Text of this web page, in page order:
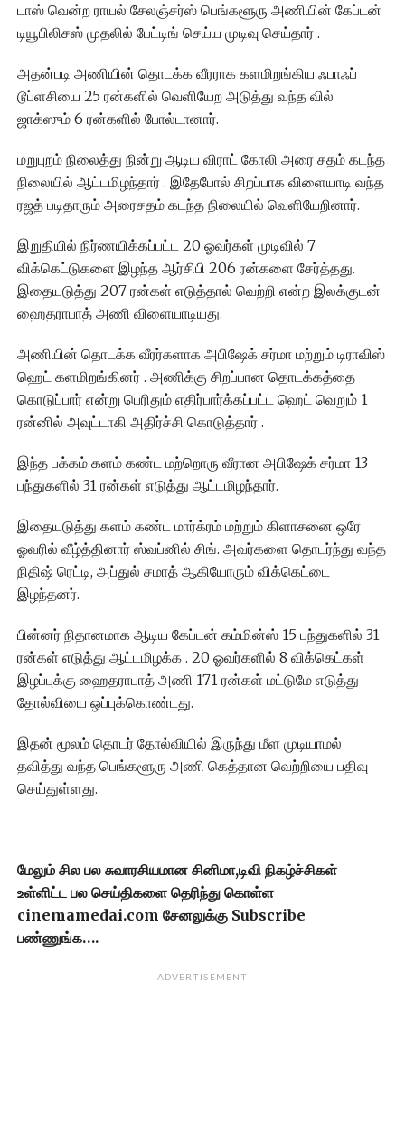
டாஸ் வென்ற ராயல் சேலஞ்சர்ஸ் பெங்களூரு அணியின் கேப்டன்
டியூபிலிசஸ் முதலில் பேட்டிங் செய்ய முடிவு செய்தார் .
அதன்படி அணியின் தொடக்க வீரராக களமிறங்கிய ஃபாஃப்
டூப்ளசியை 25 ரன்களில் வெளியேற அடுத்து வந்த வில்
ஜாக்ஸும் 6 ரன்களில் போல்டானார்.
மறுபுறம் நிலைத்து நின்று ஆடிய விராட் கோலி அரை சதம் கடந்த
நிலையில் ஆட்டமிழந்தார் . இதேபோல் சிறப்பாக விளையாடி வந்த
ரஜத் படிதாரும் அரைசதம் கடந்த நிலையில் வெளியேறினார்.
இறுதியில் நிர்ணயிக்கப்பட்ட 20 ஓவர்கள் முடிவில் 7
விக்கெட்டுகளை இழந்த ஆர்சிபி 206 ரன்களை சேர்த்தது.
இதையடுத்து 207 ரன்கள் எடுத்தால் வெற்றி என்ற இலக்குடன்
ஹைதராபாத் அணி விளையாடியது.
அணியின் தொடக்க வீரர்களாக அபிஷேக் சர்மா மற்றும் டிராவிஸ்
ஹெட் களமிறங்கினர் . அணிக்கு சிறப்பான தொடக்கத்தை
கொடுப்பார் என்று பெரிதும் எதிர்பார்க்கப்பட்ட ஹெட் வெறும் 1
ரன்னில் அவுட்டாகி அதிர்ச்சி கொடுத்தார் .
இந்த பக்கம் களம் கண்ட மற்றொரு வீரான அபிஷேக் சர்மா 13
பந்துகளில் 31 ரன்கள் எடுத்து ஆட்டமிழந்தார்.
இதையடுத்து களம் கண்ட மார்க்ரம் மற்றும் கிளாசனை ஒரே
ஓவரில் வீழ்த்தினார் ஸ்வப்னில் சிங். அவர்களை தொடர்ந்து வந்த
நிதிஷ் ரெட்டி, அப்துல் சமாத் ஆகியோரும் விக்கெட்டை
இழந்தனர்.
பின்னர் நிதானமாக ஆடிய கேப்டன் கம்மின்ஸ் 15 பந்துகளில் 31
ரன்கள் எடுத்து ஆட்டமிழக்க . 20 ஓவர்களில் 8 விக்கெட்கள்
இழப்புக்கு ஹைதராபாத் அணி 171 ரன்கள் மட்டுமே எடுத்து
தோல்வியை ஒப்புக்கொண்டது.
இதன் மூலம் தொடர் தோல்வியில் இருந்து மீள முடியாமல்
தவித்து வந்த பெங்களூரு அணி கெத்தான வெற்றியை பதிவு
செய்துள்ளது.
மேலும் சில பல சுவாரசியமான சினிமா,டிவி நிகழ்ச்சிகள்
உள்ளிட்ட பல செய்திகளை தெரிந்து கொள்ள
cinemamedai.com சேனலுக்கு Subscribe
பண்ணுங்க….
ADVERTISEMENT